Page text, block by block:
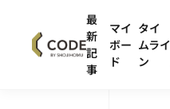
最
新
記
事
マイ
ボー
ド
タイ
ムライ
ン